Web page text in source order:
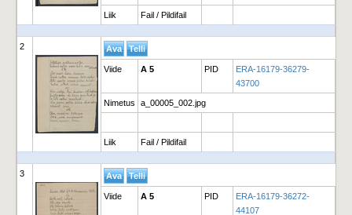
Liik Fail / Pildifail
2
Viide A 5 PID
ERA-16179-36279-
43700
Nimetus a_00005_002.jpg
Liik Fail / Pildifail
3
Viide A 5 PID
ERA-16179-36272-
44107